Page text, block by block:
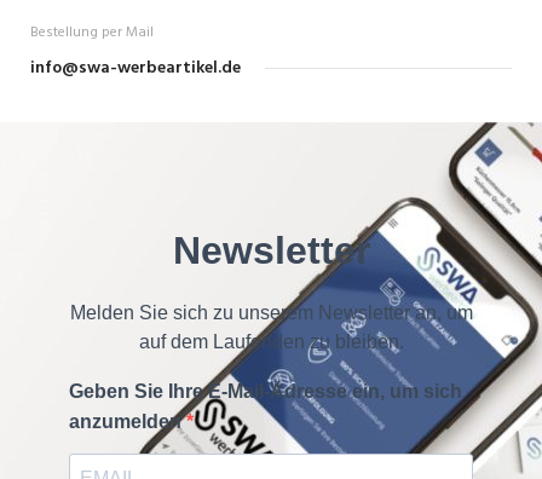
Bestellung per Mail
info@swa-werbeartikel.de
Newsletter
Melden Sie sich zu unserem Newsletter an, um
auf dem Laufenden zu bleiben.
Geben Sie Ihre E-Mail-Adresse ein, um sich
anzumelden